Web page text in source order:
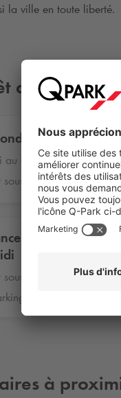
la ville en toute liberté.
de Eurostar
Paris ou
au dimanche inclus
sous la gare
: -30% sur le
la gare
garantie
à